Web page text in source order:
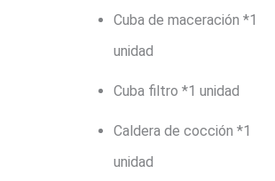
Cuba de maceración *1
unidad
Cuba filtro *1 unidad
Caldera de cocción *1
unidad